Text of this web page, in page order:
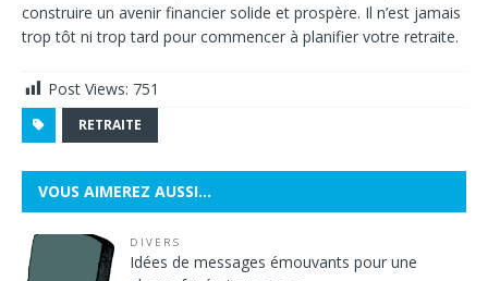
construire un avenir financier solide et prospère. Il n’est jamais
trop tôt ni trop tard pour commencer à planifier votre retraite.
Post Views: 751
RETRAITE
VOUS AIMEREZ AUSSI…
DIVERS
Idées de messages émouvants pour une